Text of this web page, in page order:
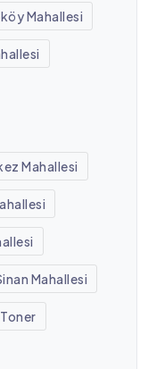
Mahallesi
Mahallesi
Mahallesi